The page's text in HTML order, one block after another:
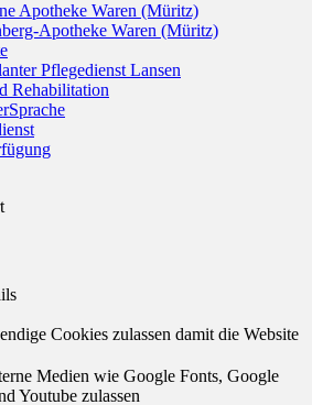
Apotheke Waren (Müritz)
Apotheke Waren (Müritz)
Pflegedienst Lansen
Rehabilitation
Cookies zulassen damit die Website
Medien wie Google Fonts, Google
Youtube zulassen